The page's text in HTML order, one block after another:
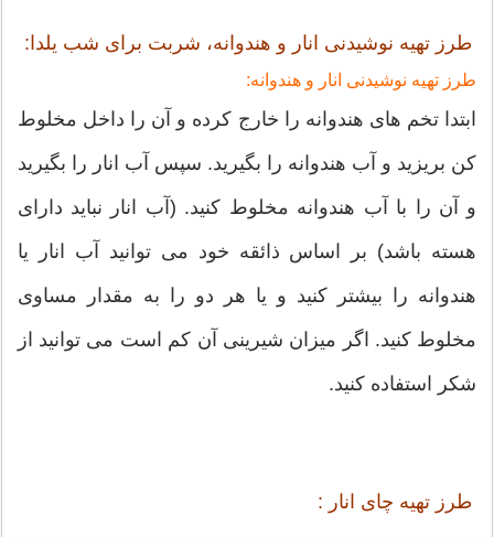
طرز تهیه نوشیدنی انار و هندوانه، شربت برای شب یلدا:
طرز تهیه نوشیدنی انار و هندوانه:
ابتدا تخم های هندوانه را خارج کرده و آن را داخل مخلوط
کن بریزید و آب هندوانه را بگیرید. سپس آب انار را بگیرید
و آن را با آب هندوانه مخلوط کنید. (آب انار نباید دارای
هسته باشد) بر اساس ذائقه خود می توانید آب انار یا
هندوانه را بیشتر کنید و یا هر دو را به مقدار مساوی
مخلوط کنید. اگر میزان شیرینی آن کم است می توانید از
شکر استفاده کنید.
طرز تهیه چای انار :